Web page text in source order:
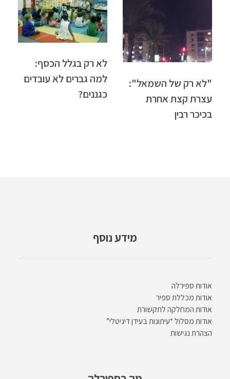
"לא רק של השמאל":
עצרת קצת אחרת
בכיכר רבין
לא רק בגלל הכסף:
למה גברים לא עובדים
כגננים?
מידע נוסף
אודות ספירלה
אודות מכללת ספיר
אודות המחלקה לתקשורת
אודות מסלול “עיתונות בעידן דיגיטלי”
הצהרת נגישות